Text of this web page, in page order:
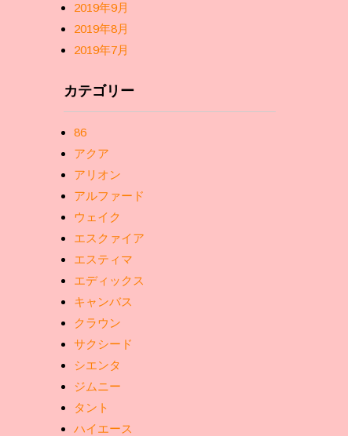
2019年9月
2019年8月
2019年7月
カテゴリー
86
アクア
アリオン
アルファード
ウェイク
エスクァイア
エスティマ
エディックス
キャンバス
クラウン
サクシード
シエンタ
ジムニー
タント
ハイエース